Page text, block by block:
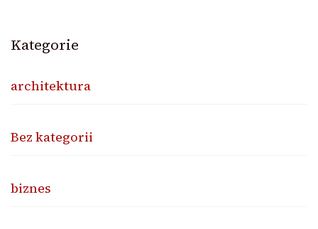
Kategorie
architektura
Bez kategorii
biznes